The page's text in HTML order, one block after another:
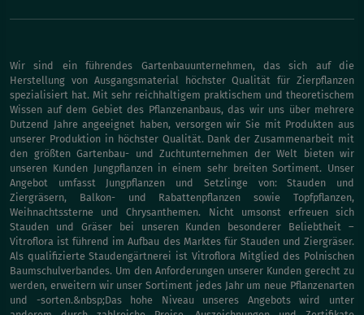
Wir sind ein führendes Gartenbauunternehmen, das sich auf die
Herstellung von Ausgangsmaterial höchster Qualität für Zierpflanzen
spezialisiert hat. Mit sehr reichhaltigem praktischem und theoretischem
Wissen auf dem Gebiet des Pflanzenanbaus, das wir uns über mehrere
Dutzend Jahre angeeignet haben, versorgen wir Sie mit Produkten aus
unserer Produktion in höchster Qualität. Dank der Zusammenarbeit mit
den größten Gartenbau- und Zuchtunternehmen der Welt bieten wir
unseren Kunden Jungpflanzen in einem sehr breiten Sortiment. Unser
Angebot umfasst Jungpflanzen und Setzlinge von: Stauden und
Ziergräsern, Balkon- und Rabattenpflanzen sowie Topfpflanzen,
Weihnachtssterne und Chrysanthemen. Nicht umsonst erfreuen sich
Stauden und Gräser bei unseren Kunden besonderer Beliebtheit –
Vitroflora ist führend im Aufbau des Marktes für Stauden und Ziergräser.
Als qualifizierte Staudengärtnerei ist Vitroflora Mitglied des Polnischen
Baumschulverbandes. Um den Anforderungen unserer Kunden gerecht zu
werden, erweitern wir unser Sortiment jedes Jahr um neue Pflanzenarten
und -sorten.&nbsp;Das hohe Niveau unseres Angebots wird unter